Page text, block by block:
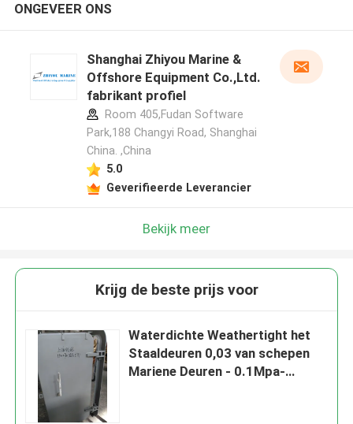
ONGEVEER ONS
Shanghai Zhiyou Marine &
Offshore Equipment Co.,Ltd.
fabrikant profiel
Room 405,Fudan Software
Park,188 Changyi Road, Shanghai
China. ,China
5.0
Geverifieerde Leverancier
Bekijk meer
Krijg de beste prijs voor
Waterdichte Weathertight het
Staaldeuren 0,03 van schepen
Mariene Deuren - 0.1Mpa-